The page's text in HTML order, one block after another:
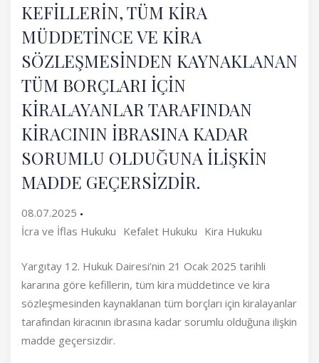
KEFİLLERİN, TÜM KİRA
MÜDDETİNCE VE KİRA
SÖZLEŞMESİNDEN KAYNAKLANAN
TÜM BORÇLARI İÇİN
KİRALAYANLAR TARAFINDAN
KİRACININ İBRASINA KADAR
SORUMLU OLDUĞUNA İLİŞKİN
MADDE GEÇERSİZDİR.
08.07.2025
İcra ve İflas Hukuku Kefalet Hukuku Kira Hukuku
Yargıtay 12. Hukuk Dairesi’nin 21 Ocak 2025 tarihli
kararına göre kefillerin, tüm kira müddetince ve kira
sözleşmesinden kaynaklanan tüm borçları için kiralayanlar
tarafından kiracının ibrasına kadar sorumlu olduğuna ilişkin
madde geçersizdir.